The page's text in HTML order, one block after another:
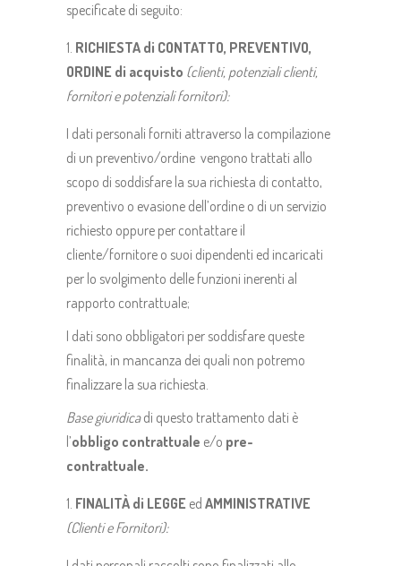
specificate di seguito:
RICHIESTA di CONTATTO, PREVENTIVO,
ORDINE di acquisto (clienti, potenziali clienti,
fornitori e potenziali fornitori):
I dati personali forniti attraverso la compilazione
di un preventivo/ordine vengono trattati allo
scopo di soddisfare la sua richiesta di contatto,
preventivo o evasione dell’ordine o di un servizio
richiesto oppure per contattare il
cliente/fornitore o suoi dipendenti ed incaricati
per lo svolgimento delle funzioni inerenti al
rapporto contrattuale;
I dati sono obbligatori per soddisfare queste
finalità, in mancanza dei quali non potremo
finalizzare la sua richiesta.
Base giuridicadi questo trattamento dati è
l’obbligo contrattuale e/o pre-
contrattuale.
FINALITÀ di LEGGE ed AMMINISTRATIVE
(Clienti e Fornitori):